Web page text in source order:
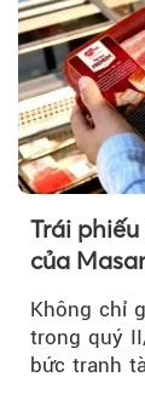
Trái
của
Không chỉ
trong quý
bức tranh